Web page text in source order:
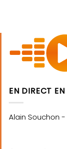
EN DIRECT